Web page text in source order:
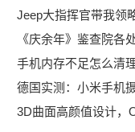
Jeep大指挥官带我领
《庆余年》鉴查院各
手机内存不足怎么清
德国实测：小米手机
3D曲面高颜值设计，